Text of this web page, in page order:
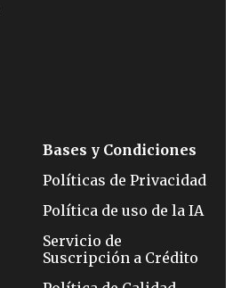
Bases y Condiciones
Políticas de Privacidad
Política de uso de la IA
Servicio de
Suscripción a Crédito